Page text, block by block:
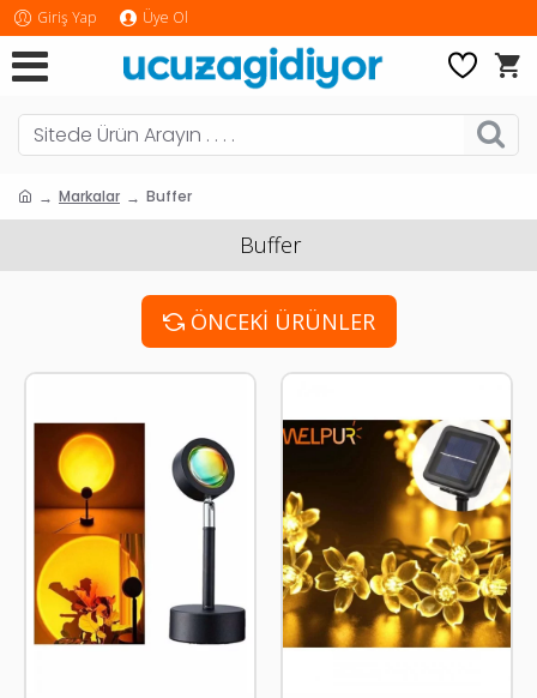
Giriş Yap Üye Ol
Markalar Buffer
Buffer
ÖNCEKI ÜRÜNLER